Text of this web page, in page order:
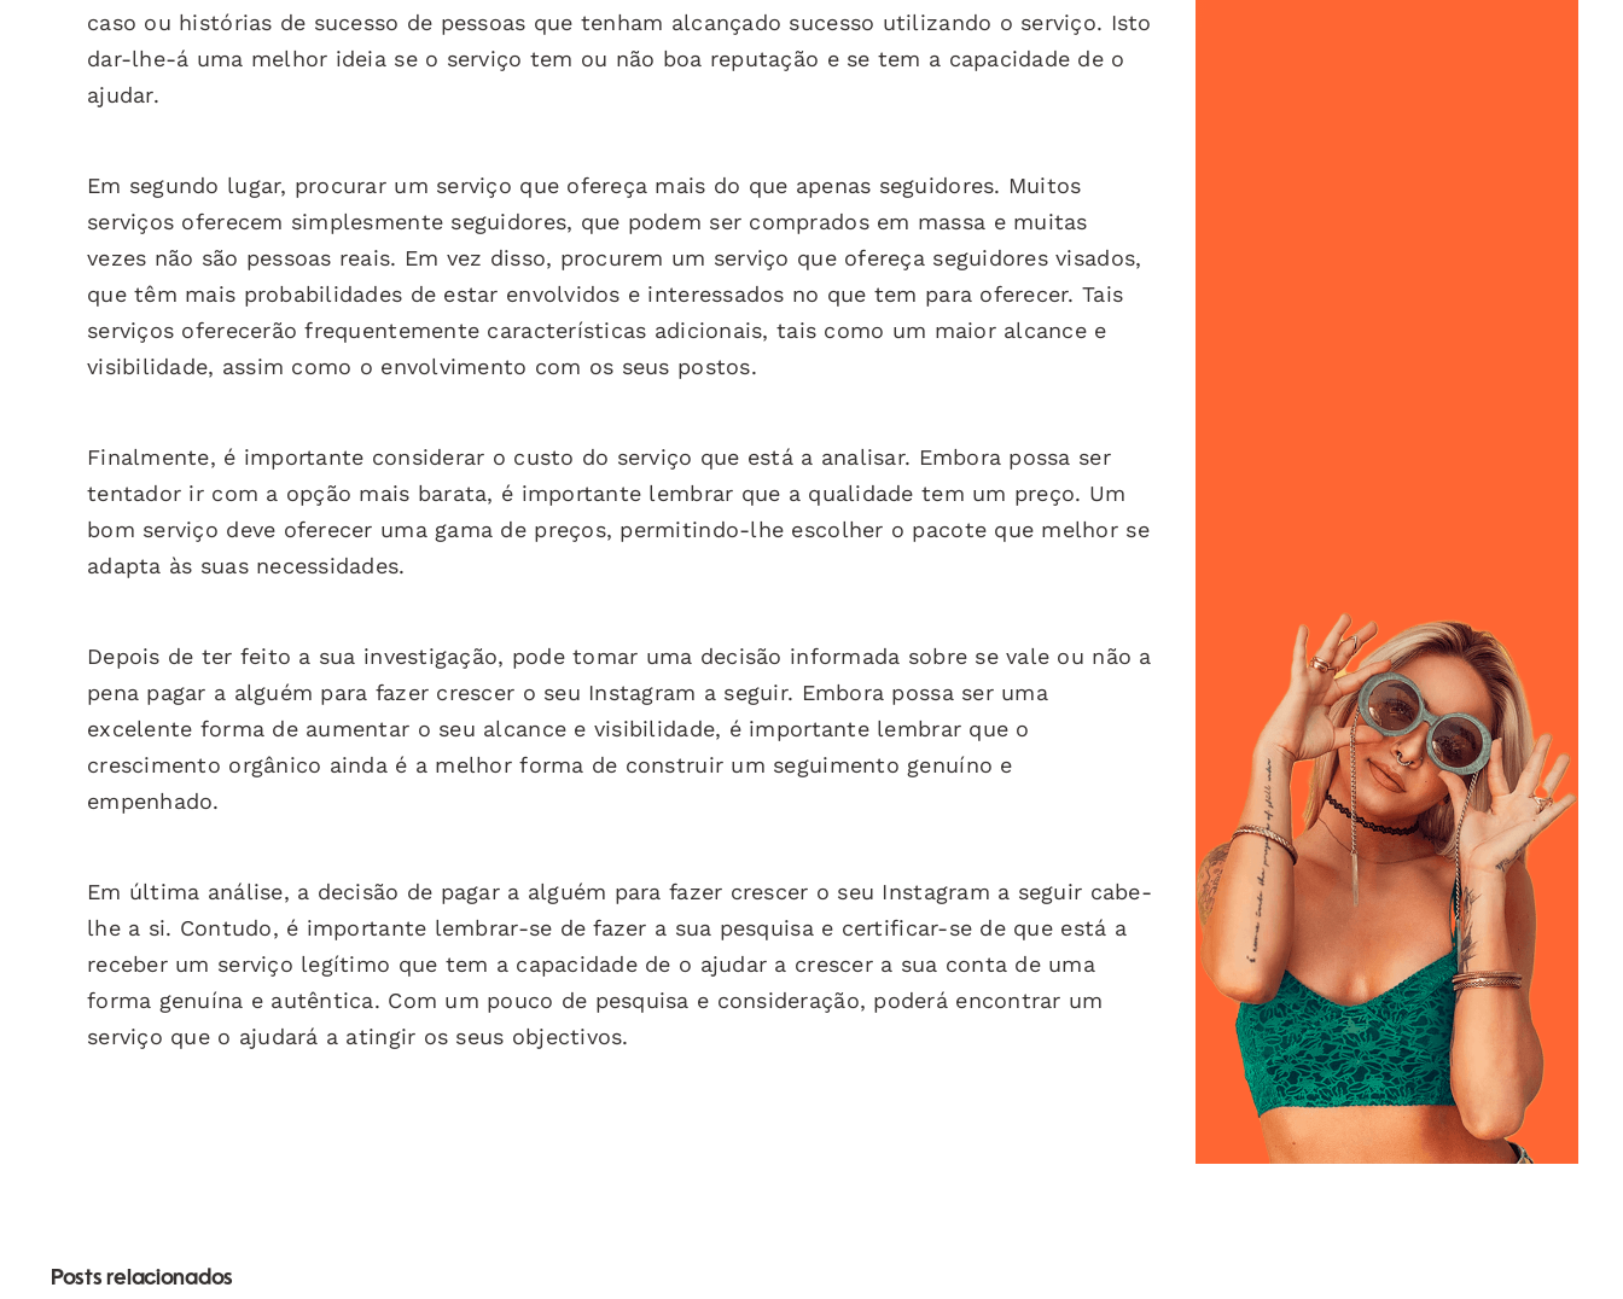
caso ou histórias de sucesso de pessoas que tenham alcançado sucesso utilizando o serviço. Isto
dar-lhe-á uma melhor ideia se o serviço tem ou não boa reputação e se tem a capacidade de o
ajudar.
Em segundo lugar, procurar um serviço que ofereça mais do que apenas seguidores. Muitos
serviços oferecem simplesmente seguidores, que podem ser comprados em massa e muitas
vezes não são pessoas reais. Em vez disso, procurem um serviço que ofereça seguidores visados,
que têm mais probabilidades de estar envolvidos e interessados no que tem para oferecer. Tais
serviços oferecerão frequentemente características adicionais, tais como um maior alcance e
visibilidade, assim como o envolvimento com os seus postos.
Finalmente, é importante considerar o custo do serviço que está a analisar. Embora possa ser
tentador ir com a opção mais barata, é importante lembrar que a qualidade tem um preço. Um
bom serviço deve oferecer uma gama de preços, permitindo-lhe escolher o pacote que melhor se
adapta às suas necessidades.
Depois de ter feito a sua investigação, pode tomar uma decisão informada sobre se vale ou não a
pena pagar a alguém para fazer crescer o seu Instagram a seguir. Embora possa ser uma
excelente forma de aumentar o seu alcance e visibilidade, é importante lembrar que o
crescimento orgânico ainda é a melhor forma de construir um seguimento genuíno e
empenhado.
Em última análise, a decisão de pagar a alguém para fazer crescer o seu Instagram a seguir cabe-
lhe a si. Contudo, é importante lembrar-se de fazer a sua pesquisa e certificar-se de que está a
receber um serviço legítimo que tem a capacidade de o ajudar a crescer a sua conta de uma
forma genuína e autêntica. Com um pouco de pesquisa e consideração, poderá encontrar um
serviço que o ajudará a atingir os seus objectivos.
Posts relacionados